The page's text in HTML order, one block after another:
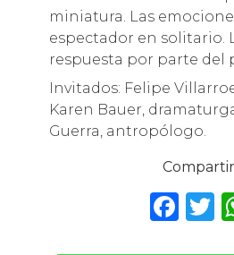
miniatura. Las
espectador en solitario.
respuesta por parte del
Invitados: Felipe
Karen Bauer,
Guerra, antropólogo.
F